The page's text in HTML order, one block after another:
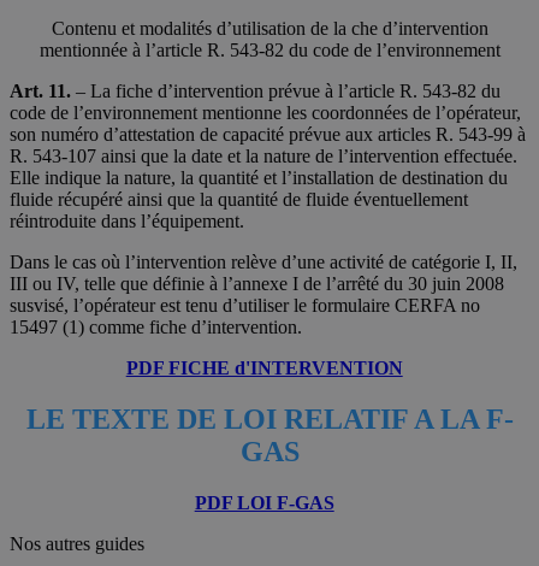
Contenu et modalités d’utilisation de la che d’intervention
mentionnée à l’article R. 543-82 du code de l’environnement
Art. 11. – La fiche d’intervention prévue à l’article R. 543-82 du
code de l’environnement mentionne les coordonnées de l’opérateur,
son numéro d’attestation de capacité prévue aux articles R. 543-99 à
R. 543-107 ainsi que la date et la nature de l’intervention effectuée.
Elle indique la nature, la quantité et l’installation de destination du
fluide récupéré ainsi que la quantité de fluide éventuellement
réintroduite dans l’équipement.
Dans le cas où l’intervention relève d’une activité de catégorie I, II,
III ou IV, telle que définie à l’annexe I de l’arrêté du 30 juin 2008
susvisé, l’opérateur est tenu d’utiliser le formulaire CERFA no
15497 (1) comme fiche d’intervention.
PDF FICHE d'INTERVENTION
LE TEXTE DE LOI RELATIF A LA F-
GAS
PDF LOI F-GAS
Nos autres guides